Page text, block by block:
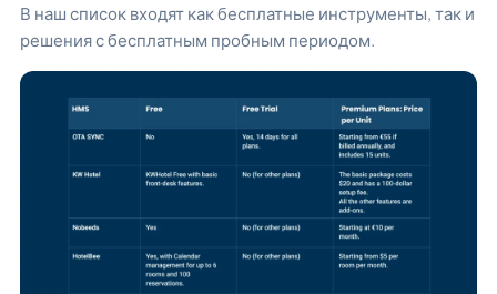
В наш список входят как бесплатные инструменты, так и
решения с бесплатным пробным периодом.